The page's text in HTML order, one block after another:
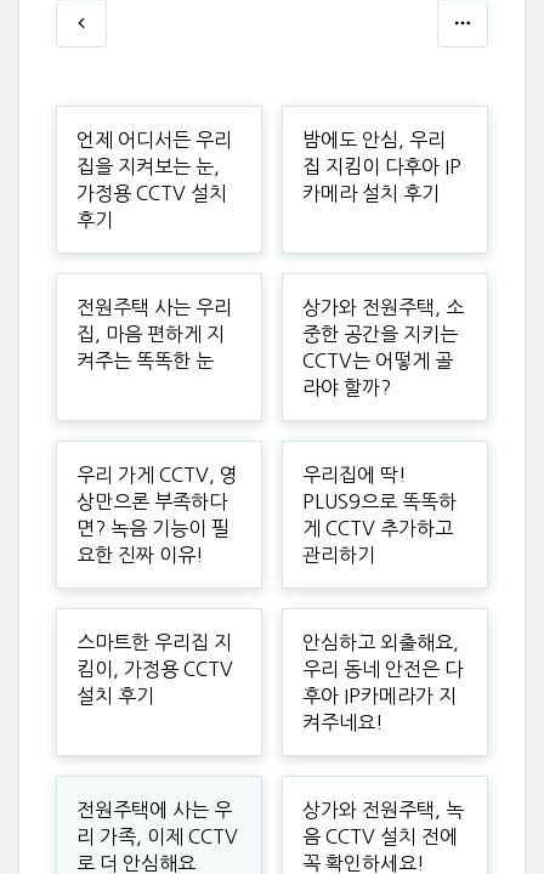
언제 어디서든 우리
집을 지켜보는 눈,
가정용 CCTV 설치
후기
밤에도 안심, 우리
집 지킴이 다후아 IP
카메라 설치 후기
전원주택 사는 우리
집, 마음 편하게 지
켜주는 똑똑한 눈
상가와 전원주택, 소
중한 공간을 지키는
CCTV는 어떻게 골
라야 할까?
우리 가게 CCTV, 영
상만으론 부족하다
면? 녹음 기능이 필
요한 진짜 이유!
우리집에 딱!
PLUS9으로 똑똑하
게 CCTV 추가하고
관리하기
스마트한 우리집 지
킴이, 가정용 CCTV
설치 후기
안심하고 외출해요,
우리 동네 안전은 다
후아 IP카메라가 지
켜주네요!
전원주택에 사는 우
리 가족, 이제 CCTV
로 더 안심해요
상가와 전원주택, 녹
음 CCTV 설치 전에
꼭 확인하세요!